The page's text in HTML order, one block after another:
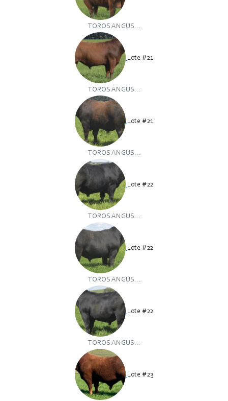
TOROS ANGUS...
Lote #21
TOROS ANGUS...
Lote #21
TOROS ANGUS...
Lote #22
TOROS ANGUS...
Lote #22
TOROS ANGUS...
Lote #22
TOROS ANGUS...
Lote #23